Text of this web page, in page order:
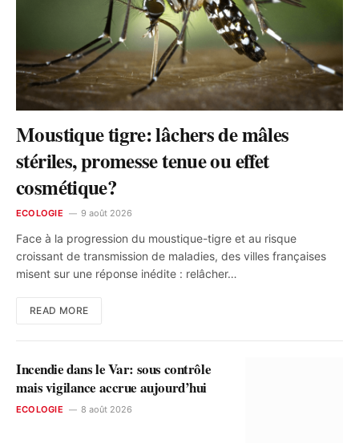
Moustique tigre: lâchers de mâles
stériles, promesse tenue ou effet
cosmétique?
ECOLOGIE 9 août 2026
Face à la progression du moustique-tigre et au risque
croissant de transmission de maladies, des villes françaises
misent sur une réponse inédite : relâcher…
READ MORE
Incendie dans le Var: sous contrôle
mais vigilance accrue aujourd’hui
ECOLOGIE 8 août 2026